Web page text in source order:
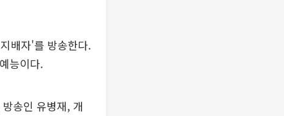
배자'를 방송한다.
능이다.
송인 유병재, 개